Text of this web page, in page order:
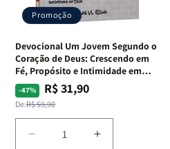
Promoção
Devocional Um Jovem Segundo o
Coração de Deus: Crescendo em
Fé, Propósito e Intimidade em
Deus
-47%
Preço
normal
De:R$ 59,90
Preço
promocional
R$ 31,90
Diminuir
Aumentar